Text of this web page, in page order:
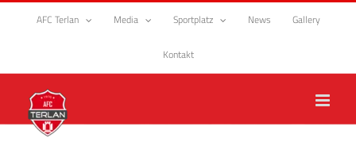
Zum
AFC Terlan Media Sportplatz News Gallery
Kontakt